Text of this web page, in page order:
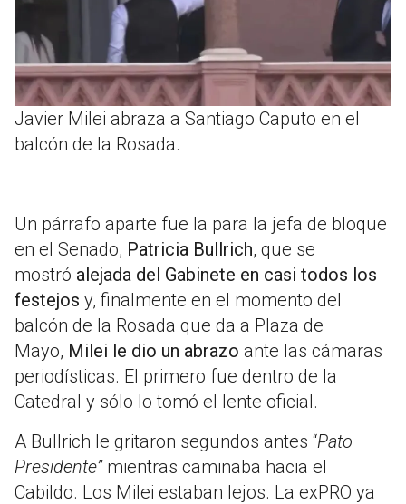
Javier Milei abraza a Santiago Caputo en el
balcón de la Rosada.
Un párrafo aparte fue la para la jefa de bloque
en el Senado, Patricia Bullrich, que se
mostró alejada del Gabinete en casi todos los
festejos y, finalmente en el momento del
balcón de la Rosada que da a Plaza de
Mayo, Milei le dio un abrazo ante las cámaras
periodísticas. El primero fue dentro de la
Catedral y sólo lo tomó el lente oficial.
A Bullrich le gritaron segundos antes “Pato
Presidente”mientras caminaba hacia el
Cabildo. Los Milei estaban lejos. La exPRO ya